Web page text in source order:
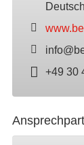
+49 30